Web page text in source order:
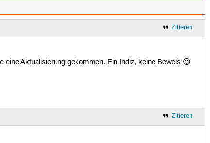
Zitieren
eine Aktualisierung gekommen. Ein Indiz, keine Beweis 😉
Zitieren